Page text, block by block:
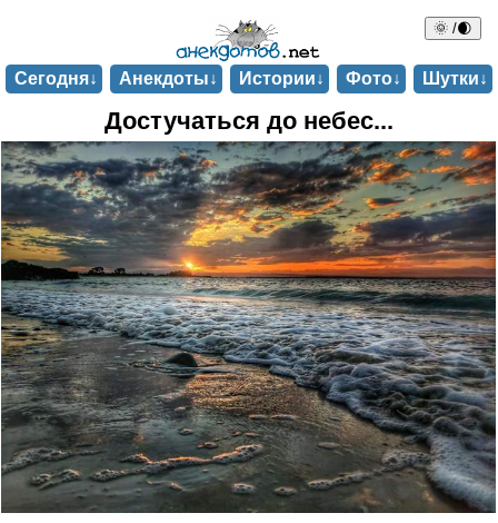
🌞 /🌒
Сегодня↓ Анекдоты↓ Истории↓ Фото↓ Шутки↓
Достучаться до небес...